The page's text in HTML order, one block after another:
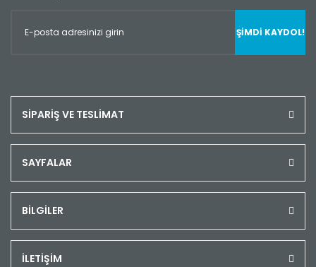
ŞİMDİ KAYDOL!
SİPARİŞ VE TESLİMAT
SAYFALAR
BİLGİLER
İLETİŞİM